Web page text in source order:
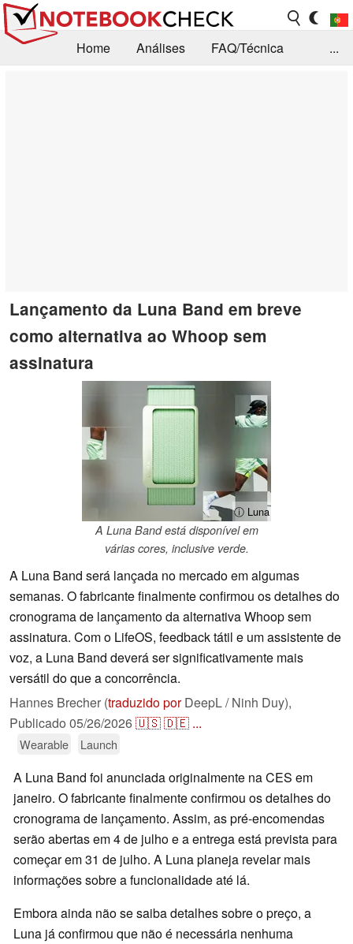
Home Análises
FAQ/Técnica
...
Lançamento da Luna Band em breve
como alternativa ao Whoop sem
assinatura
ⓘ Luna
A Luna Band está disponível em
várias cores, inclusive verde.
A Luna Band será lançada no mercado em algumas
semanas. O fabricante finalmente confirmou os detalhes do
cronograma de lançamento da alternativa Whoop sem
assinatura. Com o LifeOS, feedback tátil e um assistente de
voz, a Luna Band deverá ser significativamente mais
versátil do que a concorrência.
Hannes Brecher (traduzido porDeepL / Ninh Duy),
Publicado 05/26/2026🇺🇸🇩🇪 ...
Wearable Launch
A Luna Band foi anunciada originalmente na CES em
janeiro. O fabricante finalmente confirmou os detalhes do
cronograma de lançamento. Assim, as pré-encomendas
serão abertas em 4 de julho e a entrega está prevista para
começar em 31 de julho. A Luna planeja revelar mais
informações sobre a funcionalidade até lá.
Embora ainda não se saiba detalhes sobre o preço, a
Luna já confirmou que não é necessária nenhuma